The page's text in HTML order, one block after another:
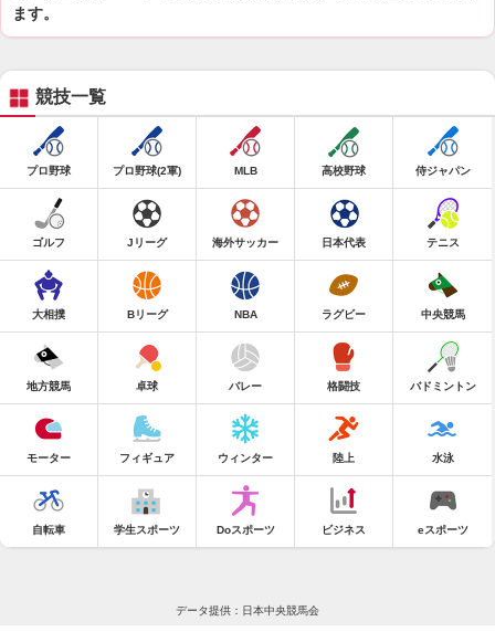
ます。
競技一覧
プロ野球 プロ野球(2軍) MLB 高校野球 侍ジャパン
ゴルフ Jリーグ 海外サッカー 日本代表 テニス
大相撲 Bリーグ NBA ラグビー 中央競馬
地方競馬 卓球 バレー 格闘技 バドミントン
モーター フィギュア ウィンター 陸上 水泳
自転車 学生スポーツ Doスポーツ ビジネス eスポーツ
データ提供：日本中央競馬会